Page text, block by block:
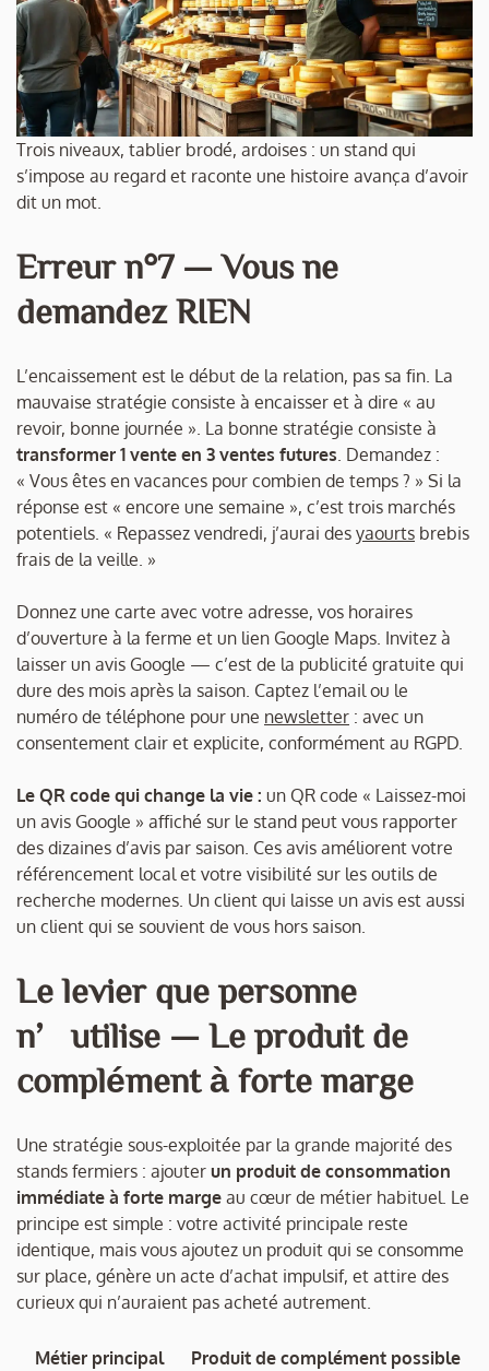
Trois niveaux, tablier brodé, ardoises : un stand qui
s’impose au regard et raconte une histoire avança d’avoir
dit un mot.
Erreur n°7 — Vous ne
demandez RIEN
L’encaissement est le début de la relation, pas sa fin. La
mauvaise stratégie consiste à encaisser et à dire « au
revoir, bonne journée ». La bonne stratégie consiste à
transformer 1 vente en 3 ventes futures . Demandez :
« Vous êtes en vacances pour combien de temps ? » Si la
réponse est « encore une semaine », c’est trois marchés
potentiels. « Repassez vendredi, j’aurai des yaourts brebis
frais de la veille. »
Donnez une carte avec votre adresse, vos horaires
d’ouverture à la ferme et un lien Google Maps. Invitez à
laisser un avis Google — c’est de la publicité gratuite qui
dure des mois après la saison. Captez l’email ou le
numéro de téléphone pour une newsletter : avec un
consentement clair et explicite, conformément au RGPD.
Le QR code qui change la vie : un QR code « Laissez-moi
un avis Google » affiché sur le stand peut vous rapporter
des dizaines d’avis par saison. Ces avis améliorent votre
référencement local et votre visibilité sur les outils de
recherche modernes. Un client qui laisse un avis est aussi
un client qui se souvient de vous hors saison.
Le levier que personne
n’utilise — Le produit de
complément à forte marge
Une stratégie sous-exploitée par la grande majorité des
stands fermiers : ajouter un produit de consommation
immédiate à forte marge au cœur de métier habituel. Le
principe est simple : votre activité principale reste
identique, mais vous ajoutez un produit qui se consomme
sur place, génère un acte d’achat impulsif, et attire des
curieux qui n’auraient pas acheté autrement.
Métier principal Produit de complément possible